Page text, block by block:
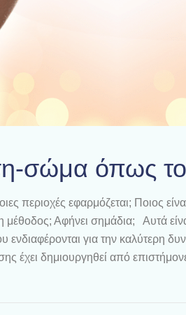
σώμα όπως το
περιοχές εφαρμόζεται; Ποιος
μέθοδος; Αφήνει σημάδια; Αυτά
ενδιαφέρονται για την καλύτερη
έχει δημιουργηθεί από